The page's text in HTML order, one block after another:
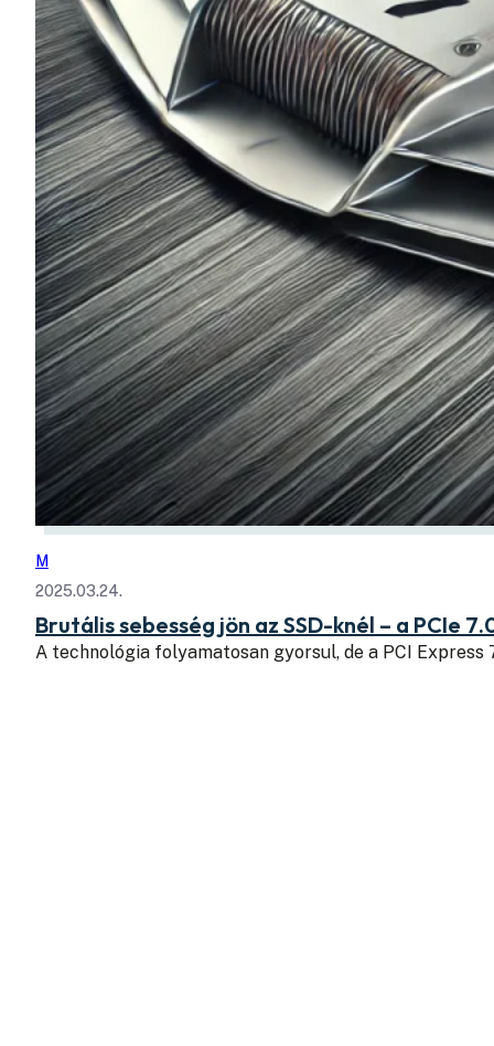
M
2025.03.24.
Brutális sebesség jön az SSD-knél – a PCIe
A technológia folyamatosan gyorsul, de a PCI Express